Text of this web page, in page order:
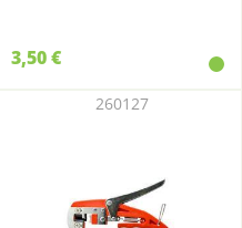
3,50 €
260127